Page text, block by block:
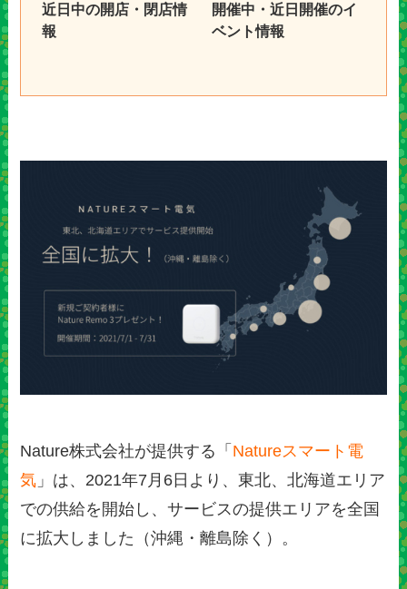
近日中の開店・閉店情
報
開催中・近日開催のイ
ベント情報
Nature株式会社が提供する「 Natureスマート電
気 」は、2021年7月6日より、東北、北海道エリア
での供給を開始し、サービスの提供エリアを全国
に拡大しました（沖縄・離島除く）。